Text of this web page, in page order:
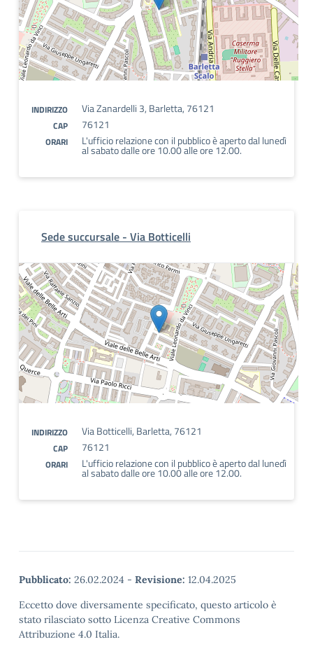
INDIRIZZO Via Zanardelli 3, Barletta, 76121
CAP 76121
ORARI L'ufficio relazione con il pubblico è aperto dal lunedì
al sabato dalle ore 10.00 alle ore 12.00.
Sede succursale - Via Botticelli
INDIRIZZO Via Botticelli, Barletta, 76121
CAP 76121
ORARI L'ufficio relazione con il pubblico è aperto dal lunedì
al sabato dalle ore 10.00 alle ore 12.00.
Pubblicato: 26.02.2024 - Revisione: 12.04.2025
Eccetto dove diversamente specificato, questo articolo è
stato rilasciato sotto Licenza Creative Commons
Attribuzione 4.0 Italia.